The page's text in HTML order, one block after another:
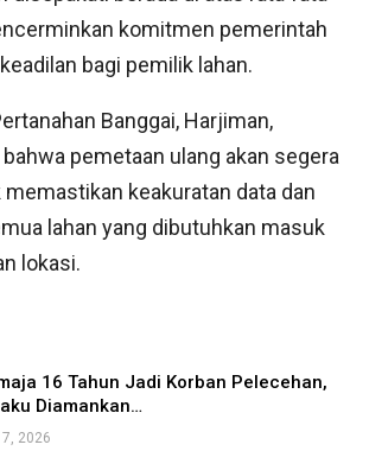
komitmen pemerintah
bagi pemilik lahan.
Banggai, Harjiman,
pemetaan ulang akan segera
keakuratan data dan
lahan yang dibutuhkan masuk
lokasi.
16 Tahun Jadi Korban Pelecehan,
Diamankan…
7, 2026